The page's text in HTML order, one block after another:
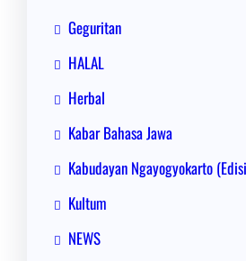
Geguritan
HALAL
Herbal
Kabar Bahasa Jawa
Kabudayan Ngayogyokarto
Kultum
NEWS